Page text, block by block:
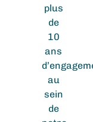
plus
de
10
ans
au
sein
de